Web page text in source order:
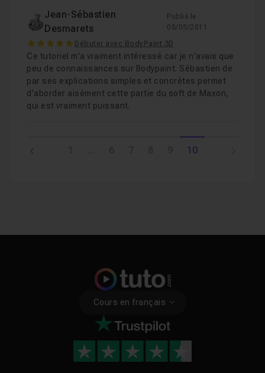
Jean-Sébastien
Desmarets
Publié le
08/05/2011
5 Débuter avec BodyPaint 3D
Ce tutoriel m'a vraiment intéressé car je n'avais que
peu de connaissances sur Bodypaint. Sébastien de
par ses explications simples et concrètes permet
d'aborder aisément cette partie du soft de Maxon,
qui est vraiment puissant.
10
Cours en français